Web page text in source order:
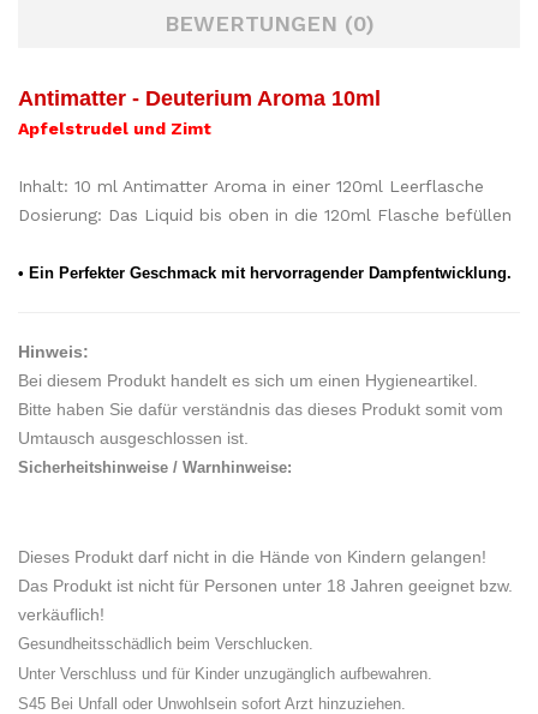
BEWERTUNGEN (0)
Antimatter - Deuterium Aroma 10ml
Apfelstrudel und Zimt
Inhalt: 10 ml Antimatter Aroma in einer 120ml Leerflasche
Dosierung: Das Liquid bis oben in die 120ml Flasche befüllen
• Ein Perfekter Geschmack mit hervorragender Dampfentwicklung.
Hinweis:
Bei diesem Produkt handelt es sich um einen Hygieneartikel.
Bitte haben Sie dafür verständnis das dieses Produkt somit vom
Umtausch ausgeschlossen ist.
Sicherheitshinweise / Warnhinweise:
Dieses Produkt darf nicht in die Hände von Kindern gelangen!
Das Produkt ist nicht für Personen unter 18 Jahren geeignet bzw.
verkäuflich!
Gesundheitsschädlich beim Verschlucken.
Unter Verschluss und für Kinder unzugänglich aufbewahren.
S45 Bei Unfall oder Unwohlsein sofort Arzt hinzuziehen.